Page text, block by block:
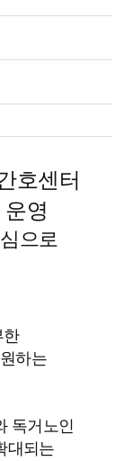
호센터
운영
으로
한
하는
독거노인
대되는